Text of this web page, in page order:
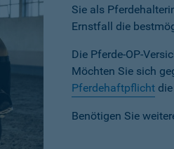
Sie als
Ernstfall die
Die Pferde-OP-
Möchten Sie sich
Pferdehaftpflicht
Benötigen Sie